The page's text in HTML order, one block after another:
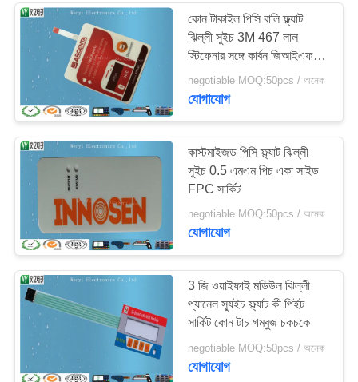
ক্যাপাসিটিভ টাচ সার্কিট
FPC নমনীয় মুদ্রিত সার্কিট
11
পিইটি ফ্লেক্স সার্কিট
কোন টাকাইল পিসি বালি ফ্ল্যাট
ঝিল্লী সুইচ 3M 467 লাল
স্টিফেনার সঙ্গে কার্বন জিআইএফ
negotiable MOQ:50pcs / অনেক
যোগাযোগ
কাস্টমাইজড পিসি ফ্ল্যাট ঝিল্লী
সুইচ 0.5 এমএম পিচ একা সাইড
FPC সার্কিট
negotiable MOQ:50pcs / অনেক
যোগাযোগ
3 জি ওয়াইফাই মডিউল ঝিল্লী
প্যানেল স্যুইচ ফ্ল্যাট কী পিইট
সার্কিট কোন টাচ গম্বুজ চকচকে
negotiable MOQ:50pcs / অনেক
যোগাযোগ